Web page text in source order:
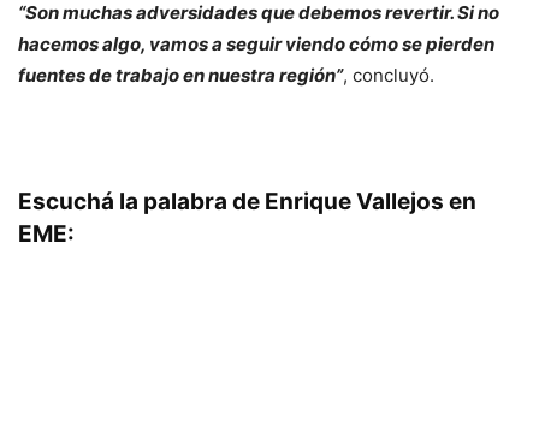
“Son muchas adversidades que debemos revertir. Si no
hacemos algo, vamos a seguir viendo cómo se pierden
fuentes de trabajo en nuestra región”, concluyó.
Escuchá la palabra de Enrique Vallejos en
EME: